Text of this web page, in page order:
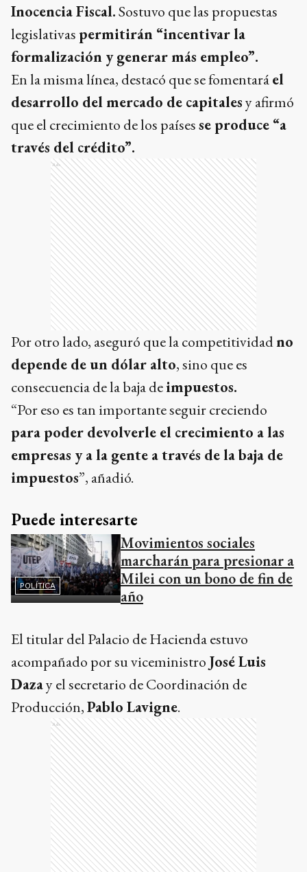
Inocencia Fiscal.Sostuvo que las propuestas
legislativas permitirán “incentivar la
formalización y generar más empleo”.
En la misma línea, destacó que se fomentaráel
desarrollo del mercado de capitalesy afirmó
que el crecimiento de los paísesse produce “a
través del crédito”.
Ads
Por otro lado, aseguró que la competitividadno
depende de un dólar alto, sino que es
consecuencia de la baja deimpuestos.
“Por eso es tan importante seguir creciendo
para poder devolverle el crecimiento a las
empresas y a la gente a través de la baja de
impuestos”, añadió.
Puede interesarte
POLÍTICA
Movimientos sociales
marcharán para presionar a
Milei con un bono de fin de
año
El titular del Palacio de Hacienda estuvo
acompañado por su viceministro José Luis
Dazay el secretario de Coordinación de
Producción,Pablo Lavigne.
Ads